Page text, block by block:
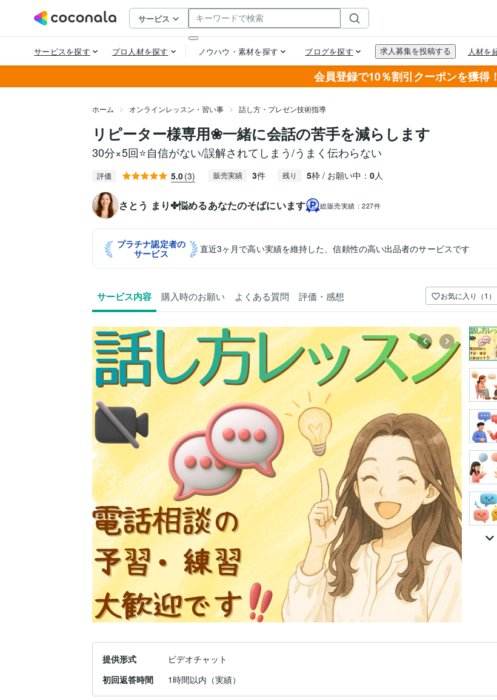
会員登録で10％割引クーポンを獲得！
ホーム オンラインレッスン・習い事 話し方・プレゼン技術指導
リピーター様専用❀一緒に会話の苦手を減らします
30分×5回⭐自信がない/誤解されてしまう/うまく伝わらない
評価 5.0(3) 販売実績 3件 残り 5枠 / お願い中： 0人
さとう まり✤悩めるあなたのそばにいます 総販売実績： 227件
プラチナ認定者の
サービス
直近3ヶ月で高い実績を維持した、信頼性の高い出品者のサービスです
サービス内容 購入時のお願い よくある質問 評価・感想 お気に入り（1）
提供形式
ビデオチャット
初回返答時間
1時間以内（実績）